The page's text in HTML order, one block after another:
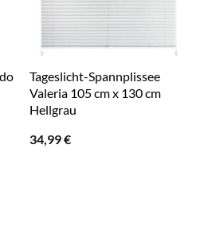
Tageslicht-Spannplissee
Valeria 105 cm x 130 cm
Hellgrau
34,99€